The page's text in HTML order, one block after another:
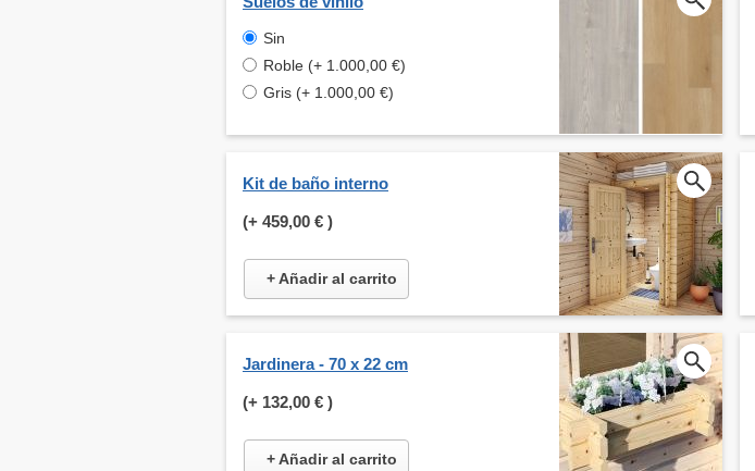
Sin
Roble (+ 1.000,00 €)
Gris (+ 1.000,00 €)
Kit de baño interno
(+ 459,00 € )
+ Añadir al carrito
Jardinera - 70 x 22 cm
(+ 132,00 € )
+ Añadir al carrito